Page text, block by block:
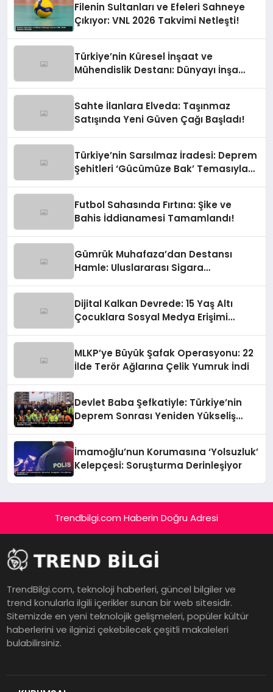
Filenin Sultanları ve Efeleri Sahneye
Çıkıyor: VNL 2026 Takvimi Netleşti!
Türkiye’nin Küresel İnşaat ve
Mühendislik Destanı: Dünyayı İnşa
Sahte İlanlara Elveda: Taşınmaz
Satışında Yeni Güven Çağı Başladı!
Türkiye’nin Sarsılmaz İradesi: Deprem
Şehitleri ‘Gücümüze Bak’ Temasıyla
Futbol Sahasında Fırtına: Şike ve
Bahis İddianamesi Tamamlandı!
Gümrük Muhafaza’dan Destansı
Hamle: Uluslararası Sigara
Dijital Kalkan Devrede: 15 Yaş Altı
Çocuklara Sosyal Medya Erişimi
MLKP’ye Büyük Şafak Operasyonu: 22
İlde Terör Ağlarına Çelik Yumruk İndi
Devlet Baba Şefkatiyle: Türkiye’nin
Deprem Sonrası Yeniden Yükseliş
İmamoğlu’nun Korumasına ‘Yolsuzluk’
Kelepçesi: Soruşturma Derinleşiyor
Trendbilgi.com Haberin Doğru Adresi
TrendBilgi.com, teknoloji haberleri, güncel bilgiler ve
trend konularla ilgili içerikler sunan bir web sitesidir.
Sitemizde en yeni teknolojik gelişmeleri, popüler kültür
haberlerini ve ilginizi çekebilecek çeşitli makaleleri
bulabilirsiniz.